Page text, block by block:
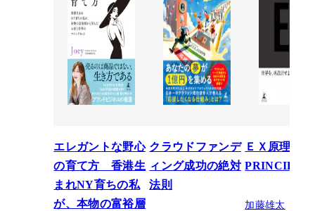
エレガントな野心
の育て方 香港生
まれNY育ちの私
が、本物の富裕層
クラウドファンデ
ィング成功の絶対
法則
ＥＸ原理
PRINCIPLE
加藤雄太